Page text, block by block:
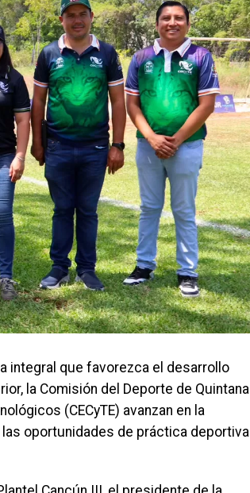
integral que favorezca el desarrollo
la Comisión del Deporte de Quintana
(CECyTE) avanzan en la
oportunidades de práctica deportiva